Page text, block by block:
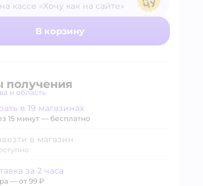
кассе «Хочу как на сайте»
— по ценам сайта
В корзину
получения
Выбор адреса доставки.
и область
в 19 магазинах
15 минут — бесплатно
в магазин
2 часа
за 2 часа
— от 99 ₽